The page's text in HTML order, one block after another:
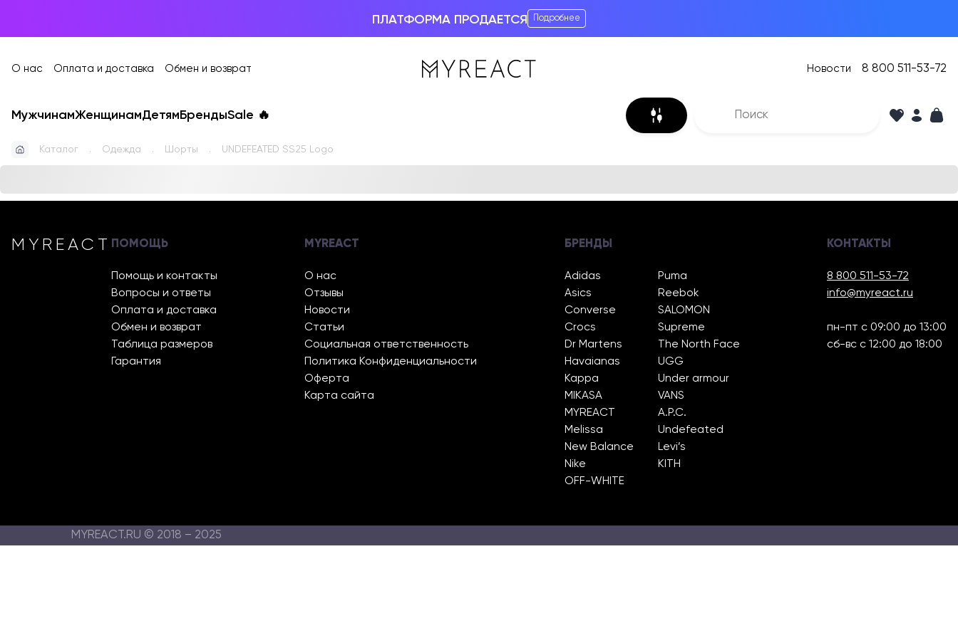
ПЛАТФОРМА ПРОДАЕТСЯ Подробнее
О нас Оплата и доставка Обмен и возврат Новости 8 800 511-53-72
МужчинамЖенщинамДетям БрендыSale 🔥
Каталог Одежда Шорты UNDEFEATED SS25 Logo
MYREACT ПОМОЩЬ
Помощь и контакты
Вопросы и ответы
Оплата и доставка
Обмен и возврат
Таблица размеров
Гарантия
MYREACT
О нас
Отзывы
Новости
Статьи
Социальная ответственность
Политика Конфиденциальности
Оферта
Карта сайта
БРЕНДЫ
Adidas
Asics
Converse
Crocs
Dr Martens
Havaianas
Kappa
MIKASA
MYREACT
Melissa
New Balance
Nike
OFF-WHITE
Puma
Reebok
SALOMON
Supreme
The North Face
UGG
Under armour
VANS
A.P.C.
Undefeated
Levi’s
KITH
КОНТАКТЫ
8 800 511-53-72
info@myreact.ru
пн-пт с 09:00 до 13:00
сб-вс с 12:00 до 18:00
MYREACT.RU © 2018 – 2025